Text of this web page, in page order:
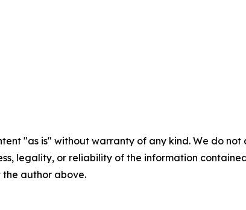
"as is" without warranty of any kind. We do
legality, or reliability of the information
author above.